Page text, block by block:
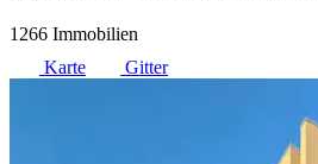
1266 Immobilien
Karte
Gitter